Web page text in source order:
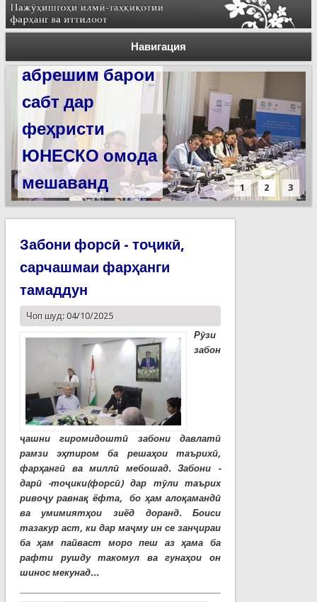
Навигация
Силсилаи
ёдгориҳои роҳи
абрешим барои
сабт дар
феҳристи
ЮНЕСКО омода
мешаванд
1 2 3
Забони форсӣ - тоҷикӣ,
сарчашмаи фарҳанги
тамаддун
Чоп шуд: 04/10/2025
Рӯзи
забон
ҷашни гиромидоштӣ забони давлатӣ
рамзи эҳтиром ба решаҳои таърихӣ,
фарҳангӣ ва миллӣ мебошад. Забони -
дарӣ -тоҷики(форсӣ) дар тӯли таърих
ривоҷу равнақ ёфта, бо ҳам алоқамандӣ
ва умимиятҳои зиёд доранд. Боиси
тазакур аст, ки дар маҷму ин се занҷираи
ба ҳам пайваст моро пеш аз ҳама ба
рафти рушду такомул ва гунаҳои он
шинос мекунад...